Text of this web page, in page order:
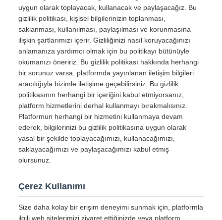
uygun olarak toplayacak, kullanacak ve paylaşacağız. Bu
gizlilik politikası, kişisel bilgilerinizin toplanması,
saklanması, kullanılması, paylaşılması ve korunmasına
ilişkin şartlarımızı içerir. Gizliliğinizi nasıl koruyacağınızı
anlamanıza yardımcı olmak için bu politikayı bütünüyle
okumanızı öneririz. Bu gizlilik politikası hakkında herhangi
bir sorunuz varsa, platformda yayınlanan iletişim bilgileri
aracılığıyla bizimle iletişime geçebilirsiniz. Bu gizlilik
politikasının herhangi bir içeriğini kabul etmiyorsanız,
platform hizmetlerini derhal kullanmayı bırakmalısınız.
Platformun herhangi bir hizmetini kullanmaya devam
ederek, bilgilerinizi bu gizlilik politikasına uygun olarak
yasal bir şekilde toplayacağımızı, kullanacağımızı,
saklayacağımızı ve paylaşacağımızı kabul etmiş
olursunuz.
Çerez Kullanımı
Size daha kolay bir erişim deneyimi sunmak için, platformla
ilgili web sitelerimizi ziyaret ettiğinizde veya platform